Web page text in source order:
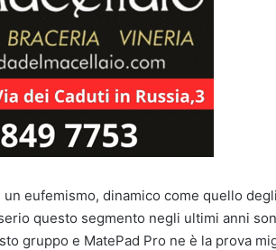
eufemismo, dinamico come quello
questo segmento negli ultimi anni
gruppo e MatePad Pro ne è la prova